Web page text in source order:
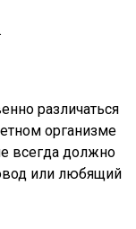
различаться
организме
всегда должно
или любящий